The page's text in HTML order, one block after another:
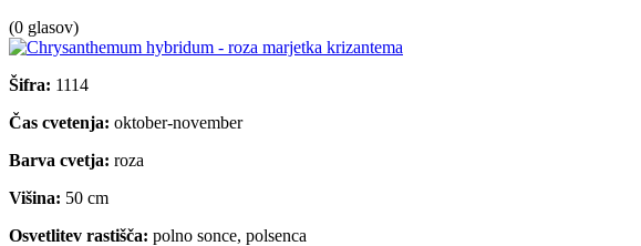
(0 glasov)
Šifra: 1114
Čas cvetenja: oktober-november
Barva cvetja: roza
Višina: 50 cm
Osvetlitev rastišča: polno sonce, polsenca